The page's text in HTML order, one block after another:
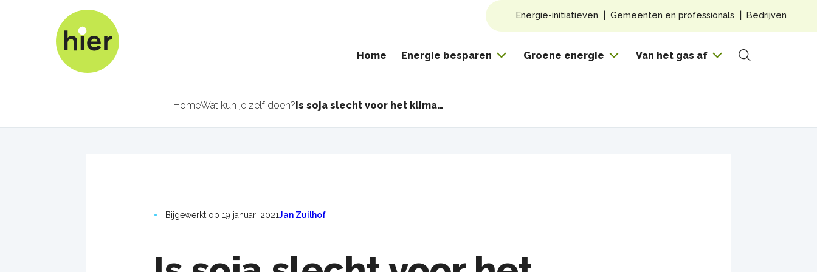
Home Energie besparen Groene energie Van het gas af
Zoeken
Top
Energie-initiatieven Gemeenten en professionals Bedrijven
Kruimelpad
HomeWat kun je zelf doen? Is soja slecht voor het klimaat?
Bijgewerkt op 19 januari 2021Jan Zuilhof